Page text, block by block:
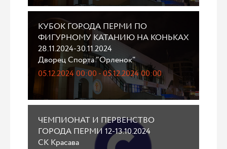
КУБОК ГОРОДА ПЕРМИ ПО
ФИГУРНОМУ КАТАНИЮ НА КОНЬКАХ
28.11.2024-30.11.2024
Дворец Спорта "Орленок"
05.12.2024 00:00 - 05.12.2024 00:00
ЧЕМПИОНАТ И ПЕРВЕНСТВО
ГОРОДА ПЕРМИ 12-13.10.2024
СК Красава